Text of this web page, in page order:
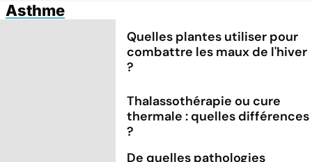
Asthme
Quelles plantes utiliser pour
combattre les maux de l'hiver
?
Thalassothérapie ou cure
thermale : quelles différences
?
De quelles pathologies